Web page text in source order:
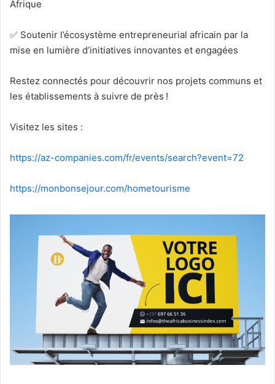
Afrique
✅ Soutenir l’écosystème entrepreneurial africain par la
mise en lumière d’initiatives innovantes et engagées
Restez connectés pour découvrir nos projets communs et
les établissements à suivre de près !
Visitez les sites :
https://az-companies.com/fr/events/search?event=72
https://monbonsejour.com/hometourisme